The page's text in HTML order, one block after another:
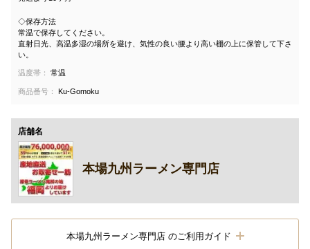
◇保存方法
常温で保存してください。
直射日光、高温多湿の場所を避け、気性の良い腰より高い棚の上に保管して下さ
い。
温度帯： 常温
商品番号： Ku-Gomoku
店舗名
本場九州ラーメン専門店
本場九州ラーメン専門店 のご利用ガイド